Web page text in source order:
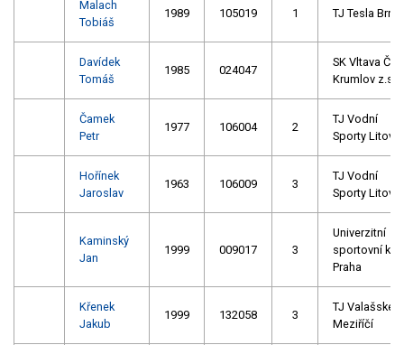
Malach
Tobiáš
1989 105019 1 TJ Tesla Brno
Davídek
Tomáš
1985 024047
SK Vltava Č.
Krumlov z.s.
Čamek
Petr
1977 106004 2
TJ Vodní
Sporty Litovel
Hořínek
Jaroslav
1963 106009 3
TJ Vodní
Sporty Litovel
Kaminský
Jan
1999 009017 3
Univerzitní
sportovní
Praha
Křenek
Jakub
1999 132058 3
TJ Valašské
Meziříčí